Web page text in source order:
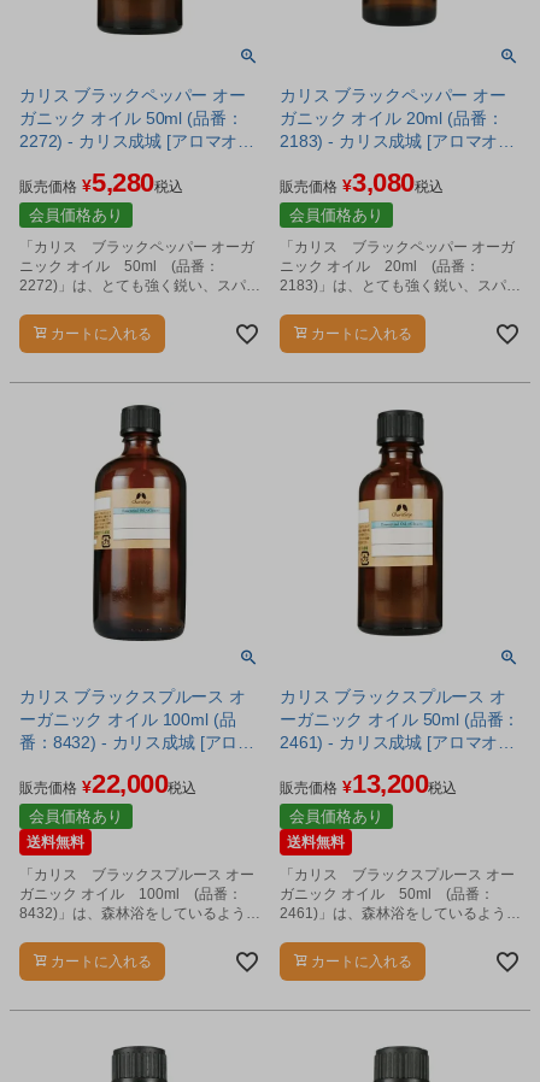
カリス ブラックペッパー オー
ガニック オイル 50ml (品番：
2272) - カリス成城 [アロマオイ
販売価格 ¥5,280税込
会員価格あり
「カリス ブラックペッパー オーガ
ニック オイル 50ml (品番：
2272)」は、とても強く鋭い、スパイ
です。
カートに入れる
カリス ブラックペッパー オー
ガニック オイル 20ml (品番：
2183) - カリス成城 [アロマオイ
販売価格 ¥3,080税込
会員価格あり
「カリス ブラックペッパー オーガ
ニック オイル 20ml (品番：
2183)」は、とても強く鋭い、スパイ
です。
カートに入れる
カリス ブラックスプルース オ
ーガニック オイル 100ml (品
番：8432) - カリス成城 [アロマ
販売価格 ¥22,000税込
会員価格あり
送料無料
「カリス ブラックスプルース オー
ガニック オイル 100ml (品番：
8432)」は、森林浴をしているような
のエッセンシャルオイルです。
カートに入れる
カリス ブラックスプルース オ
ーガニック オイル 50ml (品番：
2461) - カリス成城 [アロマオイ
販売価格 ¥13,200税込
会員価格あり
送料無料
「カリス ブラックスプルース オー
ガニック オイル 50ml (品番：
2461)」は、森林浴をしているような
のエッセンシャルオイルです。
カートに入れる